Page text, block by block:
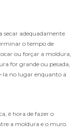
adequadamente.
o tempo de
ou forçar a moldura,
for grande ou pesada,
la no lugar enquanto a
é hora de fazer o
a moldura e o muro.